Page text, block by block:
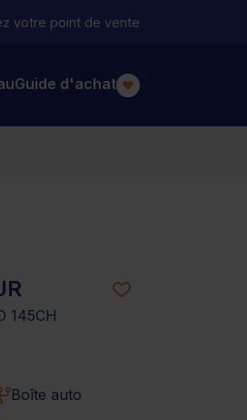
votre point de vente
Guide d'achat
145CH
Boîte auto